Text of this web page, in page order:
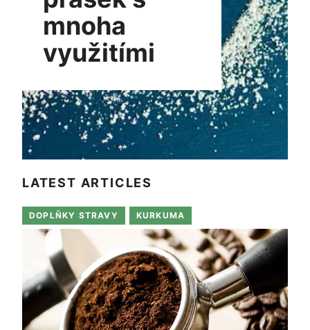
mnoha
využitími
LATEST ARTICLES
DOPLŇKY STRAVY KURKUMA